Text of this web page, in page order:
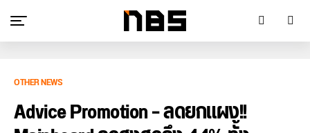
OTHER NEWS
Advice Promotion – ลดยกแผง!!